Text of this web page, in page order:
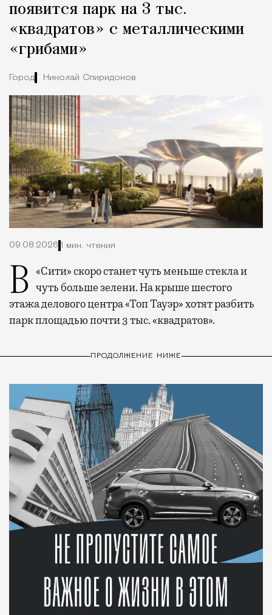
появится парк на 3 тыс.
«квадратов» с металлическими
«грибами»
Город Николай Спиридонов
09.08.2026 1 мин. чтения
В «Сити» скоро станет чуть меньше стекла и чуть больше зелени. На крыше шестого
этажа делового центра «Топ Тауэр» хотят разбить
парк площадью почти 3 тыс. «квадратов».
ПРОДОЛЖЕНИЕ НИЖЕ